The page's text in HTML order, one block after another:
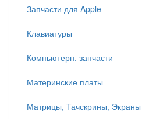
Запчасти для Apple
Клавиатуры
Компьютерн. запчасти
Материнские платы
Матрицы, Тачскрины, Экраны